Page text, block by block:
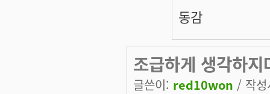
동감
조급하게 생각하지
글쓴이: red10won / 작